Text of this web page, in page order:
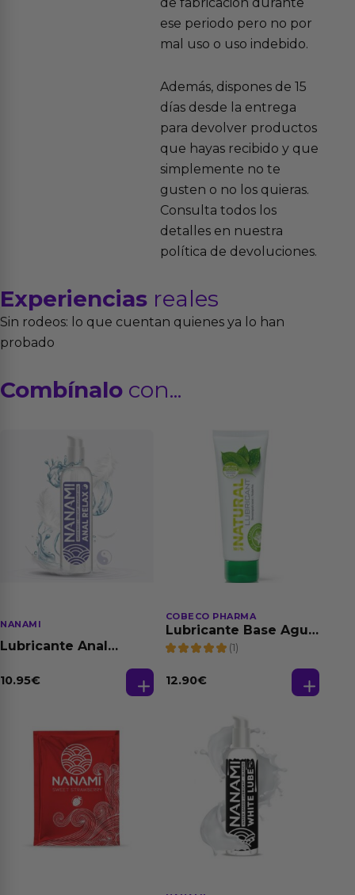
ese periodo pero no por
mal uso o uso indebido.
Además, dispones de 15
días desde la entrega
para devolver productos
que hayas recibido y que
simplemente no te
gusten o no los quieras.
Consulta todos los
detalles en nuestra
política de devoluciones.
Experiencias reales
Sin rodeos: lo que cuentan quienes ya lo han
probado
Combínalo con...
NANAMI
Lubricante Anal
Dilatación Base Agua
150 ml
10.95€
COBECO PHARMA
Lubricante Base Agua
100% Natural 125 ml
(1)
12.90€